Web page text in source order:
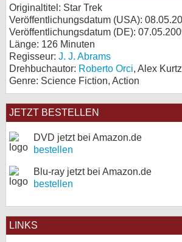
Originaltitel: Star Trek
Veröffentlichungsdatum (USA):
Veröffentlichungsdatum (DE):
Länge: 126 Minuten
Regisseur: J. J. Abrams
Drehbuchautor: Roberto Orci, Alex
Genre: Science Fiction, Action
JETZT BESTELLEN
DVD jetzt bei Amazon.de
bestellen
Blu-ray jetzt bei Amazon.de
bestellen
LINKS